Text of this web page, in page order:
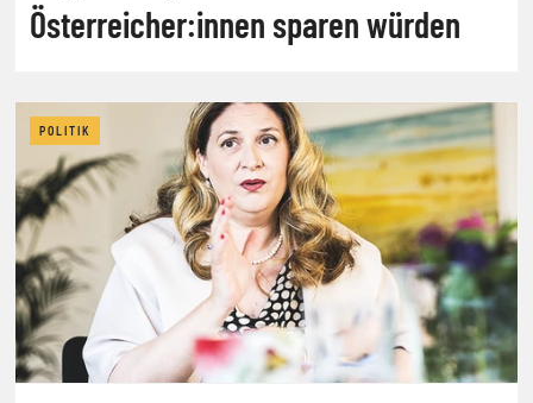
Österreicher:innen sparen würden
POLITIK